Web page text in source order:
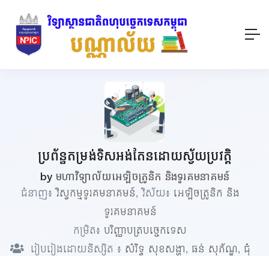
ប្រព័ន្ធតម្រង់ទិសអង់តែនដោយស្វ័យប្រវត្តិ
by មហាវិទ្យាល័យអេឡិចត្រូនិក និងទូរគមនាគមន៍
ជំនាញ៖វិស្វកម្មទូរគមនាគមន៍, វិស័យ៖ អេឡិចត្រូនិក និង
ទូរគមនាគមន៍
កម្រិត៖ បរិញ្ញាបត្របច្ចេកទេស
រៀបរៀងដោយនិស្សិត ៖ សំរិទ្ធ​ សុខសង្ហា, ធន់ សុភ័ណ្ឌ, ជុំ